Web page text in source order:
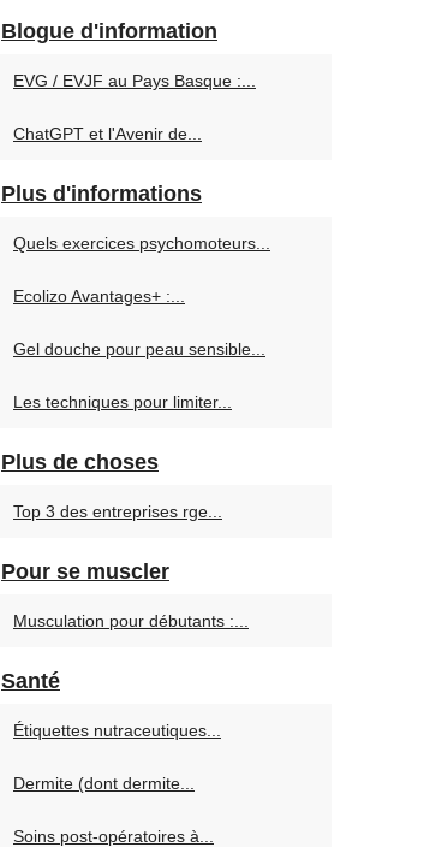
Blogue d'information
EVG / EVJF au Pays Basque :...
ChatGPT et l'Avenir de...
Plus d'informations
Quels exercices psychomoteurs...
Ecolizo Avantages+ :...
Gel douche pour peau sensible...
Les techniques pour limiter...
Plus de choses
Top 3 des entreprises rge...
Pour se muscler
Musculation pour débutants :...
Santé
Étiquettes nutraceutiques...
Dermite (dont dermite...
Soins post-opératoires à...